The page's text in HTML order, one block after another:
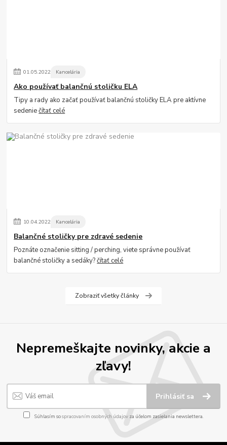
01.05.2022 Kancelária
Ako používať balančnú stoličku ELA
Tipy a rady ako začať používať balančnú stoličky ELA pre aktívne
sedeniečítať celé
10.04.2022 Kancelária
Balančné stoličky pre zdravé sedenie
Poznáte označenie sitting / perching, viete správne používať
balančné stoličky a sedáky?čítať celé
Zobraziť všetky články
Nepremeškajte novinky, akcie a
zľavy!
Prihlásiť sa
Súhlasím sospracovaním osobných údajov za účelom zasielania newslettera.